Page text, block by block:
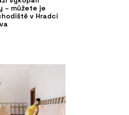
– můžete je
v Hradci